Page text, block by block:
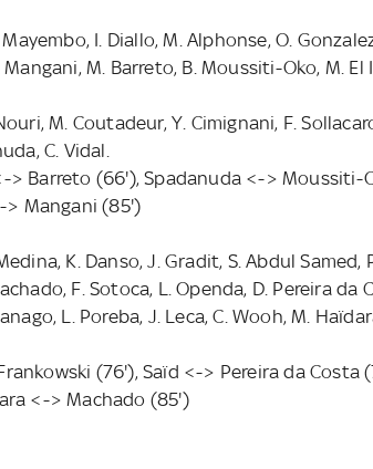
I. Diallo, M. Alphonse, O.
M. Barreto, B. Moussiti-Oko, M. El
M. Coutadeur, Y. Cimignani, F.
C. Vidal.
> Barreto (66'), Spadanuda <-> Moussiti-
> Mangani (85')
K. Danso, J. Gradit, S. Abdul Samed,
F. Sotoca, L. Openda, D. Pereira da
L. Poreba, J. Leca, C. Wooh, M.
(76'), Saïd <-> Pereira da Costa
<-> Machado (85')